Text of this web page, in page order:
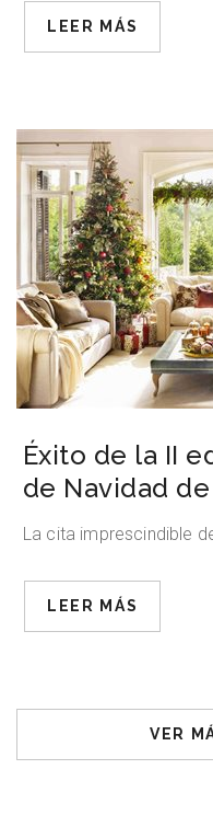
LEER MÁS
Éxito de la II
de Navidad
La cita imprescindible
LEER MÁS
VER